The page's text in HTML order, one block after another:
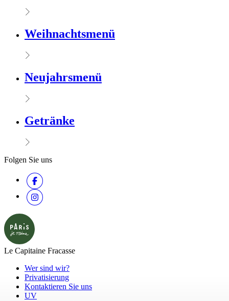
Weihnachtsmenü
Neujahrsmenü
Getränke
Folgen Sie uns
Le Capitaine Fracasse
Wer sind wir?
Privatisierung
Kontaktieren Sie uns
UV